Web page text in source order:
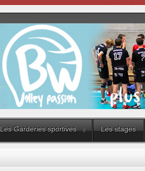
Les Garderies sportives Les stages